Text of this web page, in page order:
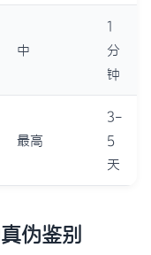
中
1
分
钟
最高
3-
5
天
伪鉴别